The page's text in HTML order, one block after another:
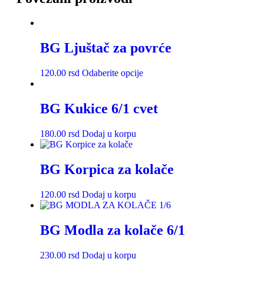
BG Ljuštač za povrće
120.00 rsd Odaberite opcije
BG Kukice 6/1 cvet
180.00 rsd Dodaj u korpu
BG Korpica za kolače
120.00 rsd Dodaj u korpu
BG Modla za kolače 6/1
230.00 rsd Dodaj u korpu